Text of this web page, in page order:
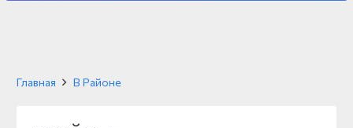
Главная В Районе